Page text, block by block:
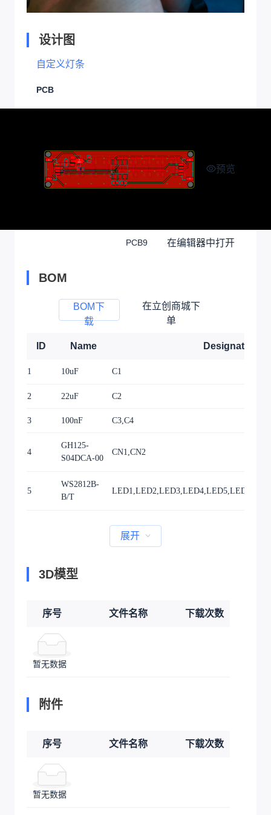
设计图
自定义灯条
PCB
预览
PCB9 在编辑器中打开
BOM
BOM下
载
在立创商城下
单
ID Name Designator
1 10uF C1
2 22uF C2
3 100nF C3,C4
4
GH125-
S04DCA-00
CN1,CN2
5
WS2812B-
B/T
展开
3D模型
序号 文件名称 下载次数
暂无数据
附件
序号 文件名称 下载次数
暂无数据